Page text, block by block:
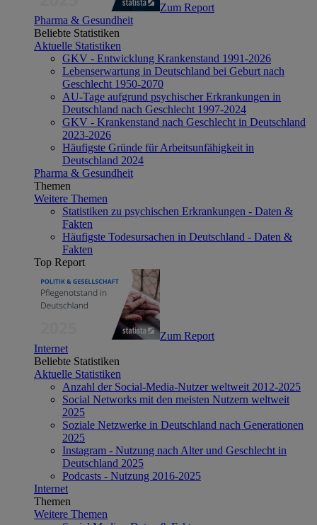
Zum Report
Pharma & Gesundheit
Beliebte Statistiken
Aktuelle Statistiken
GKV - Entwicklung Krankenstand 1991-2026
Lebenserwartung in Deutschland bei Geburt nach
Geschlecht 1950-2070
AU-Tage aufgrund psychischer Erkrankungen in
Deutschland nach Geschlecht 1997-2024
GKV - Krankenstand nach Geschlecht in Deutschland
2023-2026
Häufigste Gründe für Arbeitsunfähigkeit in
Deutschland 2024
Pharma & Gesundheit
Themen
Weitere Themen
Statistiken zu psychischen Erkrankungen - Daten &
Fakten
Häufigste Todesursachen in Deutschland - Daten &
Fakten
Top Report
Zum Report
Internet
Beliebte Statistiken
Aktuelle Statistiken
Anzahl der Social-Media-Nutzer weltweit 2012-2025
Social Networks mit den meisten Nutzern weltweit
2025
Soziale Netzwerke in Deutschland nach Generationen
2025
Instagram - Nutzung nach Alter und Geschlecht in
Deutschland 2025
Podcasts - Nutzung 2016-2025
Internet
Themen
Weitere Themen